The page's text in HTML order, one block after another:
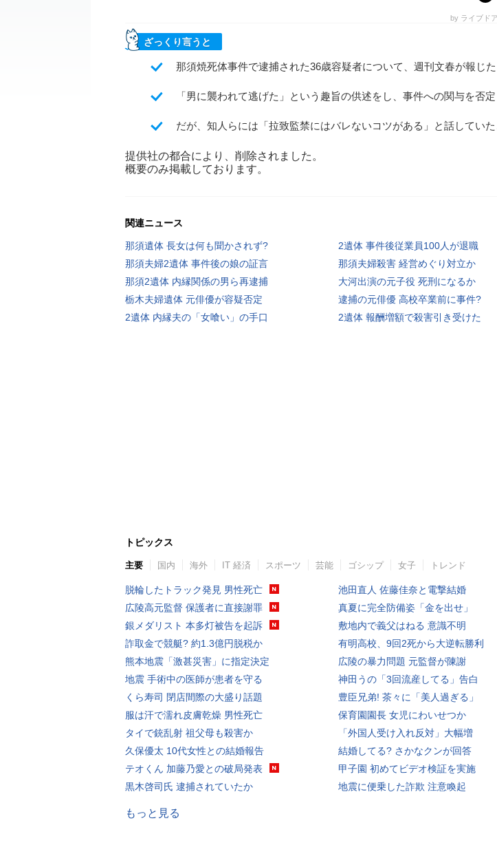
by ライブド
ざっくり言うと
那須焼死体事件で逮捕された36歳容疑者について、週刊文春が報じた
「男に襲われて逃げた」という趣旨の供述をし、事件への関与を否定
だが、知人らには「拉致監禁にはバレないコツがある」と話していた
提供社の都合により、削除されました。
概要のみ掲載しております。
関連ニュース
那須遺体 長女は何も聞かされず?
2遺体 事件後従業員100人が退職
那須夫婦2遺体 事件後の娘の証言
那須夫婦殺害 経営めぐり対立か
那須2遺体 内縁関係の男ら再逮捕
大河出演の元子役 死刑になるか
栃木夫婦遺体 元俳優が容疑否定
逮捕の元俳優 高校卒業前に事件?
2遺体 内縁夫の「女喰い」の手口
2遺体 報酬増額で殺害引き受けた
トピックス
主要 国内 海外 IT 経済 スポーツ 芸能 ゴシップ 女子 トレンド
脱輪したトラック発見 男性死亡
広陵高元監督 保護者に直接謝罪
銀メダリスト 本多灯被告を起訴
詐取金で競艇? 約1.3億円脱税か
熊本地震「激甚災害」に指定決定
地震 手術中の医師が患者を守る
くら寿司 閉店間際の大盛り話題
服は汗で濡れ皮膚乾燥 男性死亡
タイで銃乱射 祖父母も殺害か
久保優太 10代女性との結婚報告
テオくん 加藤乃愛との破局発表
黒木啓司氏 逮捕されていたか
池田直人 佐藤佳奈と電撃結婚
真夏に完全防備姿「金を出せ」
敷地内で義父はねる 意識不明
有明高校、9回2死から大逆転勝利
広陵の暴力問題 元監督が陳謝
神田うの「3回流産してる」告白
豊臣兄弟! 茶々に「美人過ぎる」
保育園園長 女児にわいせつか
「外国人受け入れ反対」大幅増
結婚してる? さかなクンが回答
甲子園 初めてビデオ検証を実施
地震に便乗した詐欺 注意喚起
もっと見る